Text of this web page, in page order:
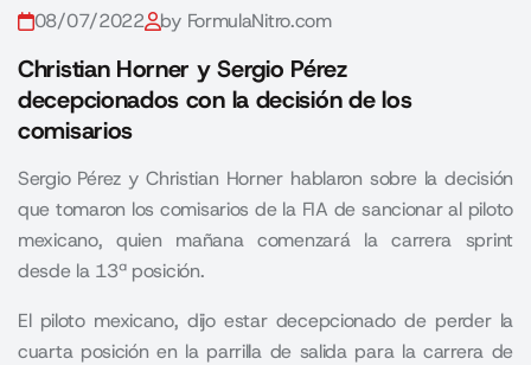
08/07/2022 by FormulaNitro.com
Christian Horner y Sergio Pérez
decepcionados con la decisión de los
comisarios
Sergio Pérez y Christian Horner hablaron sobre la decisión
que tomaron los comisarios de la FIA de sancionar al piloto
mexicano, quien mañana comenzará la carrera sprint
desde la 13ª posición.
El piloto mexicano, dijo estar decepcionado de perder la
cuarta posición en la parrilla de salida para la carrera de